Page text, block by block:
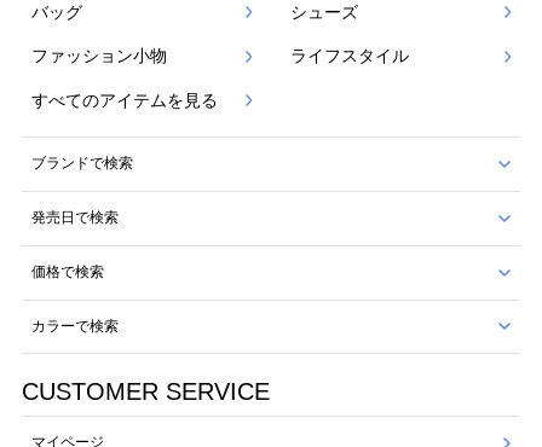
バッグ シューズ
ファッション小物 ライフスタイル
すべてのアイテムを見る
ブランドで検索
発売日で検索
価格で検索
カラーで検索
CUSTOMER SERVICE
マイページ